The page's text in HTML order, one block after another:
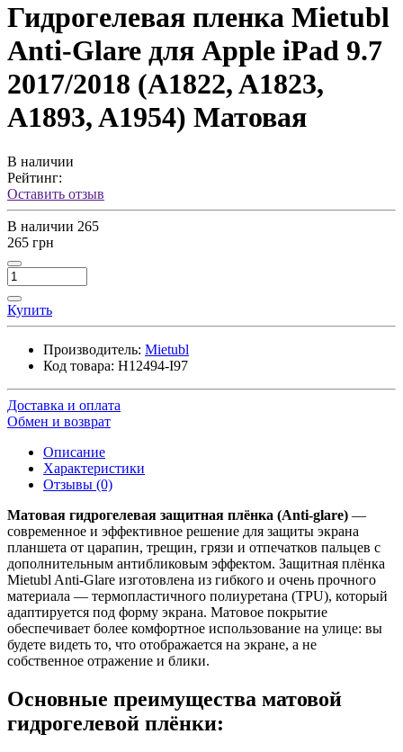
Гидрогелевая пленка Mietubl
Anti-Glare для Apple iPad 9.7
2017/2018 (A1822, A1823,
A1893, A1954) Матовая
В наличии
Рейтинг:
Оставить отзыв
В наличии 265
265 грн
Купить
Производитель: Mietubl
Код товара: H12494-I97
Доставка и оплата
Обмен и возврат
Описание
Характеристики
Отзывы (0)
Матовая гидрогелевая защитная плёнка (Anti-glare) —
современное и эффективное решение для защиты экрана
планшета от царапин, трещин, грязи и отпечатков пальцев с
дополнительным антибликовым эффектом. Защитная плёнка
Mietubl Anti-Glare изготовлена из гибкого и очень прочного
материала — термопластичного полиуретана (TPU), который
адаптируется под форму экрана. Матовое покрытие
обеспечивает более комфортное использование на улице: вы
будете видеть то, что отображается на экране, а не
собственное отражение и блики.
Основные преимущества матовой
гидрогелевой плёнки: